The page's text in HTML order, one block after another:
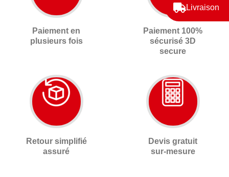
Livraison
Paiement en
plusieurs fois
Paiement 100%
sécurisé 3D
secure
Retour simplifié
assuré
Devis gratuit
sur-mesure